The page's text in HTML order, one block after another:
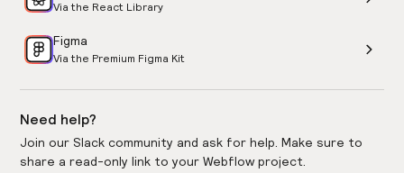
Via the React Library
Figma
Via the Premium Figma Kit
Need help?
Join our Slack community and ask for help. Make sure to
share a read-only link to your Webflow project.